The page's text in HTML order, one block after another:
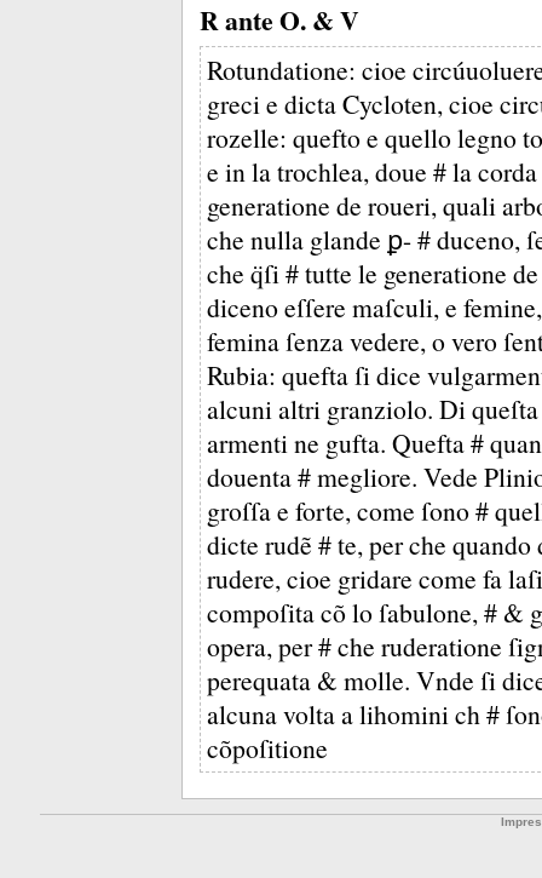
R ante O. & V
Rotundatione: cioe
greci e dicta Cycloten, cioe
rozelle: quefto e quello legno
e in la trochlea, doue # la
generatione de roueri, quali
che nulla glande ꝑ- # duceno,
che q̈ſi # tutte le generatione
diceno eſſere maſculi, e
femina ſenza vedere, o vero
Rubia: quefta ſi dice
alcuni altri granziolo. Di
armenti ne gufta. Quefta #
douenta # megliore. Vede
groſſa e forte, come ſono #
dicte rudẽ # te, per che
rudere, cioe gridare come fa
compoſita cõ lo ſabulone, #
opera, per # che ruderatione
perequata & molle. Vnde ſi
alcuna volta a lihomini ch #
cõpoſitione